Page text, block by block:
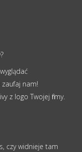
nam!
z logo Twojej firmy.
czy widnieje tam